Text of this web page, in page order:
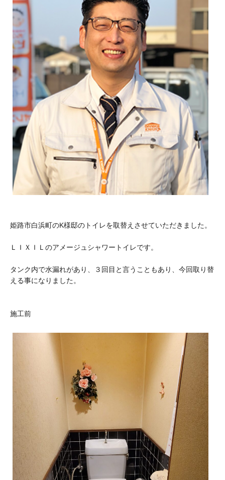
姫路市白浜町のK様邸のトイレを取替えさせていただきました。
ＬＩＸＩＬのアメージュシャワートイレです。
タンク内で水漏れがあり、３回目と言うこともあり、今回取り替
える事になりました。
施工前